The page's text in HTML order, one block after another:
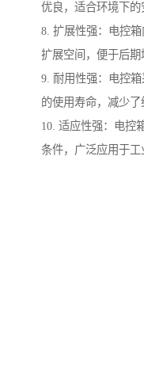
优良，适合环境下的
8. 扩展性强：电控
扩展空间，便于后期
9. 耐用性强：电控
的使用寿命，减少了
10. 适应性强：电控
条件，广泛应用于工